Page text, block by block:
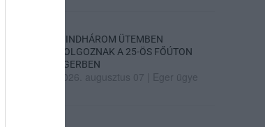
MINDHÁROM ÜTEMBEN
DOLGOZNAK A 25-ÖS FŐÚTON
EGERBEN
2026. augusztus 07 Eger ügye